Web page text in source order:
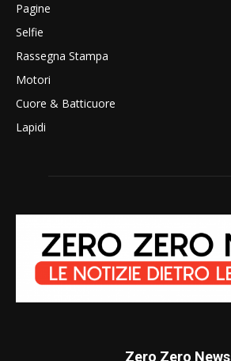
Pagine
Selfie
Rassegna Stampa
Motori
Cuore & Batticuore
Lapidi
Zero Zero News